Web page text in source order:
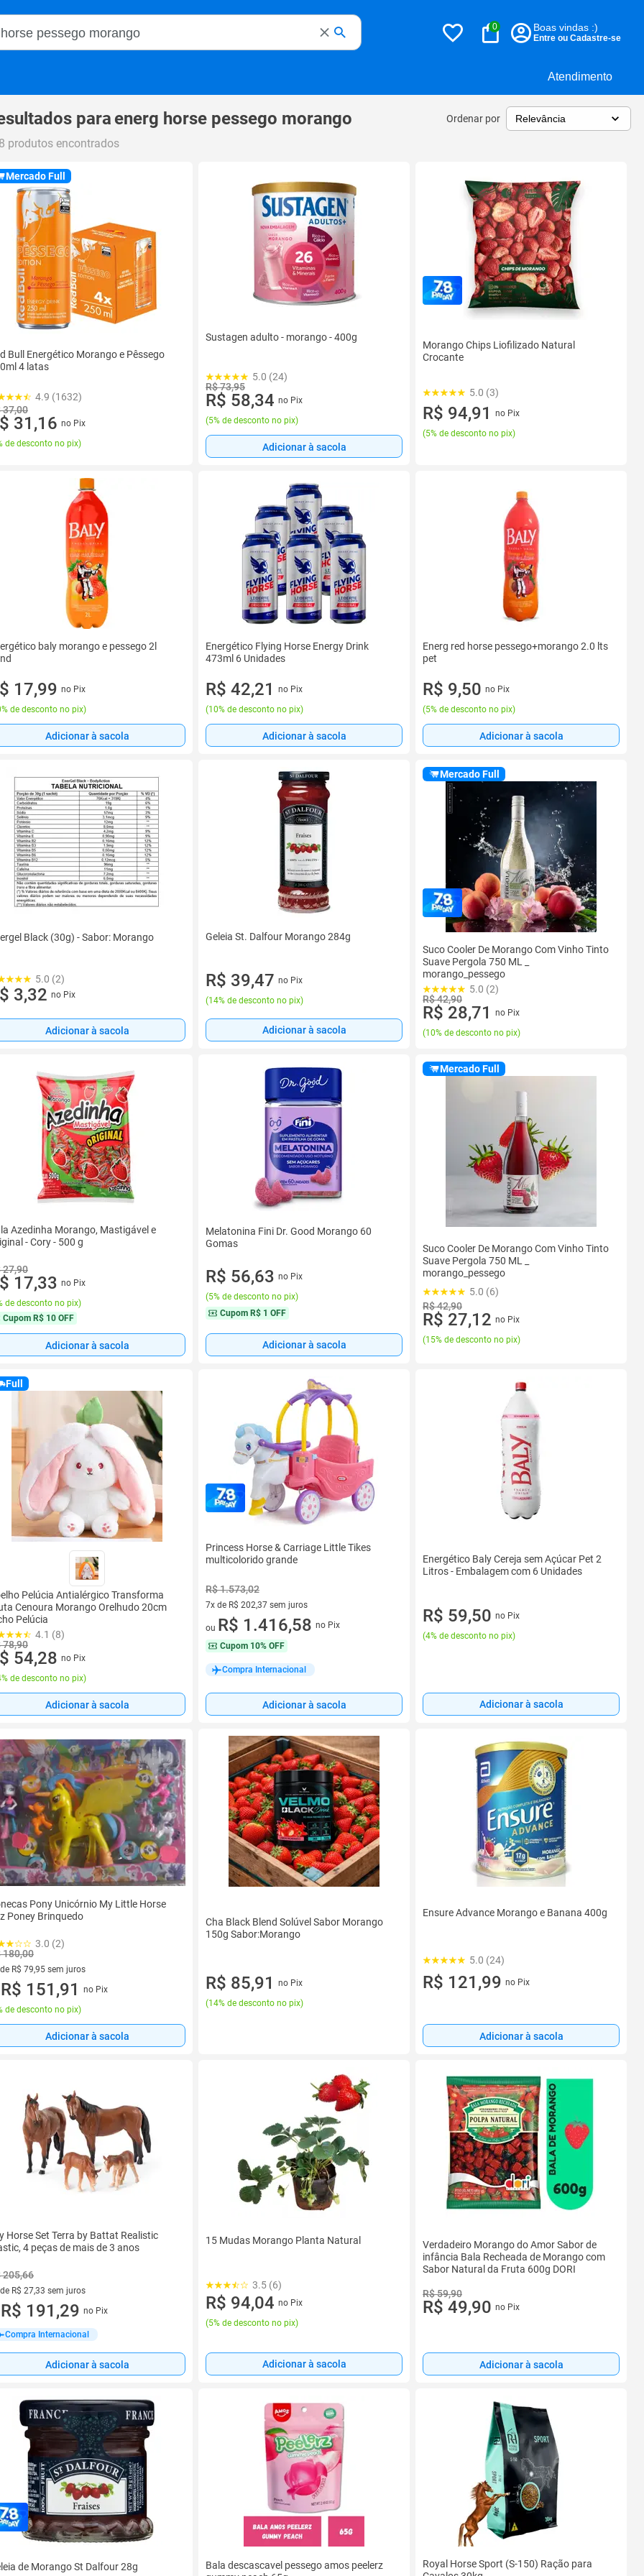
Atendimento
Magalu
0 Boas vindas :)
Entre ou Cadastre-se
paraenerg horse pessego morango Ordenar por
produtos encontrados
Mercado Full
Bull Energético Morango e Pêssego
4 latas
4.9 (1632)
37,00
31,16 no Pix
de desconto no pix)
Sustagen adulto - morango - 400g
5.0 (24)
R$ 73,95
R$ 58,34 no Pix
(5% de desconto no pix)
Adicionar à sacola
Morango Chips Liofilizado Natural
Crocante
5.0 (3)
R$ 94,91
no Pix
(5% de desconto no pix)
baly morango e pessego 2l
17,99 no Pix
de desconto no pix)
Adicionar à sacola
Energético Flying Horse Energy Drink
473ml 6 Unidades
R$ 42,21
no Pix
(10% de desconto no pix)
Adicionar à sacola
Energ red horse pessego+morango 2.0 lts
pet
R$ 9,50 no Pix
(5% de desconto no pix)
Adicionar à sacola
Black (30g) - Sabor: Morango
5.0 (2)
3,32 no Pix
Adicionar à sacola
Geleia St. Dalfour Morango 284g
R$ 39,47 no Pix
(14% de desconto no pix)
Adicionar à sacola
Mercado Full
Suco Cooler De Morango Com Vinho Tinto
Suave Pergola 750 ML _
morango_pessego
5.0 (2)
R$ 42,90
R$ 28,71
no Pix
(10% de desconto no pix)
Azedinha Morango, Mastigável e
- Cory - 500 g
27,90
17,33 no Pix
de desconto no pix)
Cupom R$ 10 OFF
Adicionar à sacola
Melatonina Fini Dr. Good Morango 60
Gomas
R$ 56,63 no Pix
(5% de desconto no pix)
Cupom R$ 1 OFF
Adicionar à sacola
Mercado Full
Suco Cooler De Morango Com Vinho Tinto
Suave Pergola 750 ML _
morango_pessego
5.0 (6)
R$ 42,90
R$ 27,12 no Pix
(15% de desconto no pix)
Full
Pelúcia Antialérgico Transforma
Cenoura Morango Orelhudo 20cm
Pelúcia
4.1 (8)
78,90
54,28 no Pix
de desconto no pix)
Adicionar à sacola
Princess Horse & Carriage Little Tikes
multicolorido grande
R$ 1.573,02
7x de R$ 202,37 sem juros
7 vez de R$ 202,37 sem juros
ou R$ 1.416,58 no Pix
Cupom 10% OFF
Compra Internacional
Adicionar à sacola
Energético Baly Cereja sem Açúcar Pet 2
Litros - Embalagem com 6 Unidades
R$ 59,50 no Pix
(4% de desconto no pix)
Adicionar à sacola
Pony Unicórnio My Little Horse
Poney Brinquedo
3.0 (2)
180,00
R$ 79,95 sem juros
de R$ 79,95 sem juros
R$ 151,91
no Pix
de desconto no pix)
Adicionar à sacola
Cha Black Blend Solúvel Sabor Morango
150g Sabor:Morango
R$ 85,91
no Pix
(14% de desconto no pix)
Ensure Advance Morango e Banana 400g
5.0 (24)
R$ 121,99 no Pix
Adicionar à sacola
Horse Set Terra by Battat Realistic
4 peças de mais de 3 anos
205,66
R$ 27,33 sem juros
de R$ 27,33 sem juros
R$ 191,29 no Pix
Compra Internacional
Adicionar à sacola
15 Mudas Morango Planta Natural
3.5 (6)
R$ 94,04 no Pix
(5% de desconto no pix)
Adicionar à sacola
Verdadeiro Morango do Amor Sabor de
infância Bala Recheada de Morango com
Sabor Natural da Fruta 600g DORI
R$ 59,90
R$ 49,90 no Pix
Adicionar à sacola
de Morango St Dalfour 28g
Bala descascavel pessego amos peelerz
Royal Horse Sport (S-150) Ração para